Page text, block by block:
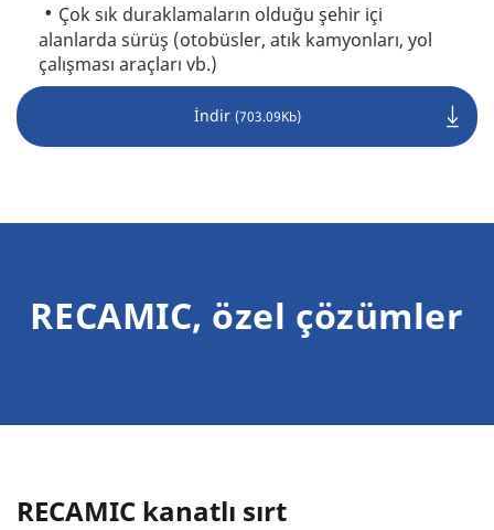
Çok sık duraklamaların olduğu şehir içi
alanlarda sürüş (otobüsler, atık kamyonları, yol
çalışması araçları vb.)
İndir (703.09Kb)
RECAMIC, özel çözümler
RECAMIC kanatlı sırt